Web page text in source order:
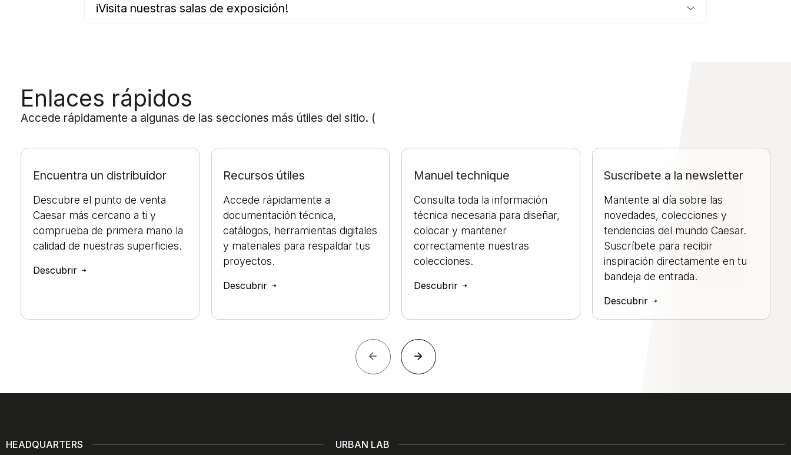
iVisita nuestras salas de exposición!
Enlaces rápidos
Accede rápidamente a algunas de las secciones más útiles del sitio. (
Encuentra un distribuidor
Descubre el punto de venta
Caesar más cercano a ti y
comprueba de primera mano la
calidad de nuestras superficies.
Descubrir
Recursos útiles
Accede rápidamente a
documentación técnica,
catálogos, herramientas digitales
y materiales para respaldar tus
proyectos.
Descubrir
Manuel technique
Consulta toda la información
técnica necesaria para diseñar,
colocar y mantener
correctamente nuestras
colecciones.
Descubrir
Suscríbete a la newsletter
Mantente al día sobre las
novedades, colecciones y
tendencias del mundo Caesar.
Suscríbete para recibir
inspiración directamente en tu
bandeja de entrada.
Descubrir
HEADQUARTERS
URBAN LAB